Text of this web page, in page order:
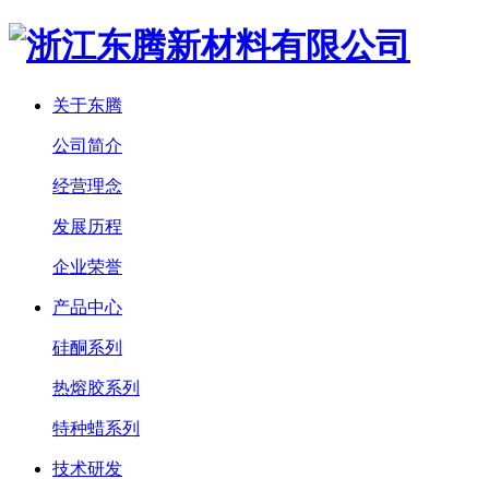
关于东腾
公司简介
经营理念
发展历程
企业荣誉
产品中心
硅酮系列
热熔胶系列
特种蜡系列
技术研发